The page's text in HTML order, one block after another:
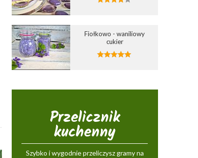
Fiołkowo - waniliowy
cukier
Przelicznik
kuchenny
Szybko i wygodnie przeliczysz gramy na